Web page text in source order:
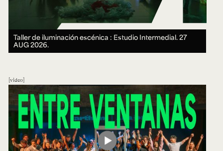
Taller de iluminación escénica : Estudio Intermedial.27
AUG 2026.
video